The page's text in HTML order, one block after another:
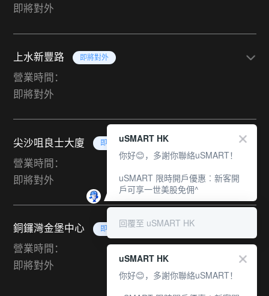
即將對外
上水新豐路 即將對外
營業時間：
即將對外
尖沙咀良士大廈 即將對外
營業時間：
即將對外
銅鑼灣金堡中心 即將對外
營業時間：
即將對外
uSMART HK
你好😊，多謝你聯絡uSMART！
uSMART 限時開戶優惠︰新客開
戶可享一世美股免佣^
回覆至 uSMART HK
uSMART HK
你好😊，多謝你聯絡uSMART！